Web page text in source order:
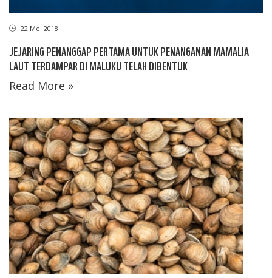
22 Mei 2018
JEJARING PENANGGAP PERTAMA UNTUK PENANGANAN MAMALIA
LAUT TERDAMPAR DI MALUKU TELAH DIBENTUK
Read More »